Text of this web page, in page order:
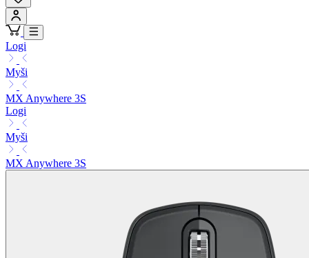
Logi
Myši
MX Anywhere 3S
Logi
Myši
MX Anywhere 3S